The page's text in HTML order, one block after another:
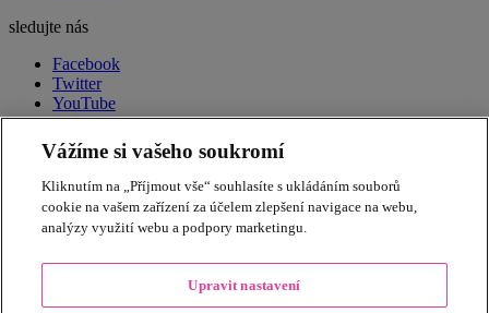
sledujte nás
Facebook
Twitter
YouTube
LinkedIn
RSS
peak week newsletter
Souhrn toho nejdůležitějšího
každý pátek ve vašem e-mailu. Přihlásit odběr
Amazon americká ekonomika Andrej Babiš Apple
Donald Trump ECB ekonomika
Fed Google HDP inflace
jaderná energetika koronavirus koruna
Vážíme si vašeho soukromí
Kliknutím na „Příjmout vše“ souhlasíte s ukládáním souborů
cookie na vašem zařízení za účelem zlepšení navigace na webu,
analýzy využití webu a podpory marketingu.
Upravit nastavení